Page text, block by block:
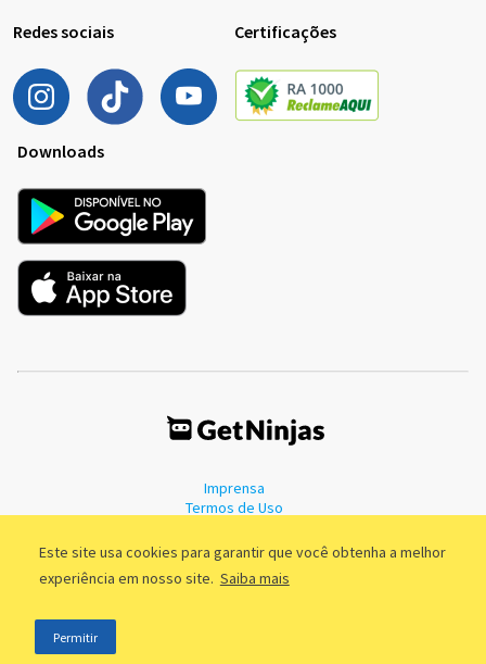
Este site usa cookies para garantir que você obtenha a melhor
experiência em nosso site. Saiba mais
Permitir
Redes sociais Certificações
Downloads
Imprensa
Termos de Uso
©2011 - 2026, GetNinjas LTDA. CNPJ 55.744.877/0001-89 - Rua Dr.
Fernandes Coelho, 85 - 3º andar - São Paulo/SP - Brasil